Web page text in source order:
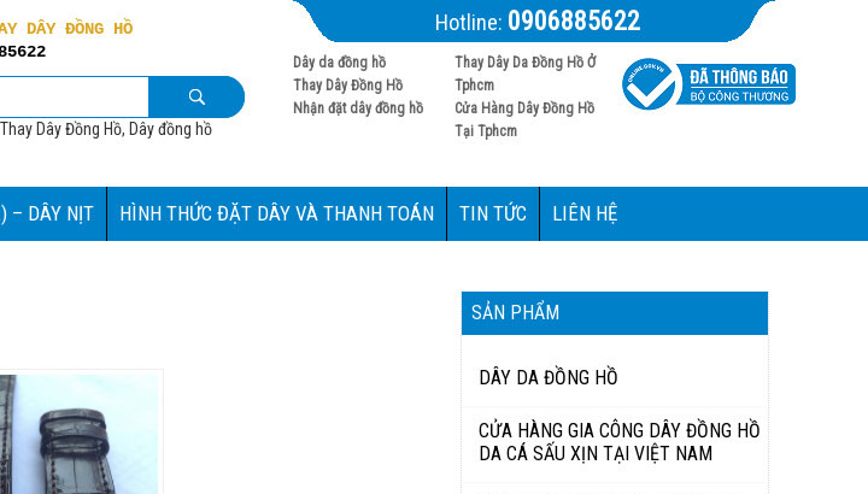
DÂY ĐỒNG HỒ
Dây Đồng Hồ, Dây đồng hồ
Hotline: 0906885622
Dây da đồng hồ
Thay Dây Đồng Hồ
Nhận đặt dây đồng hồ
Thay Dây Da Đồng Hồ Ở
Tphcm
Cửa Hàng Dây Đồng Hồ
Tại Tphcm
– DÂY NỊT HÌNH THỨC ĐẶT DÂY VÀ THANH TOÁN TIN TỨC LIÊN HỆ
SẢN PHẨM
DÂY DA ĐỒNG HỒ
CỬA HÀNG GIA CÔNG DÂY ĐỒNG HỒ
DA CÁ SẤU XỊN TẠI VIỆT NAM